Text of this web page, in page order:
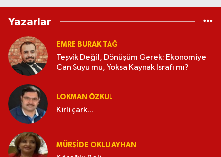
Yazarlar
EMRE BURAK TAĞ
Teşvik Değil, Dönüşüm Gerek: Ekonomiye
Can Suyu mu, Yoksa Kaynak İsrafı mı?
LOKMAN ÖZKUL
Kirli çark...
MÜRŞIDE OKLU AYHAN